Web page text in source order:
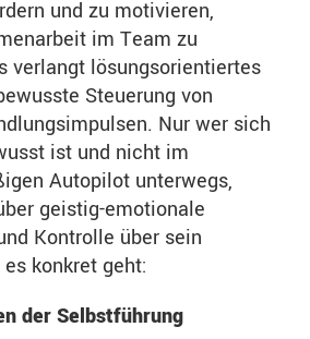
und zu motivieren,
im Team zu
verlangt lösungsorientiertes
Steuerung von
Nur wer sich
ist und nicht im
Autopilot unterwegs,
geistig-emotionale
Kontrolle über sein
konkret geht:
der Selbstführung